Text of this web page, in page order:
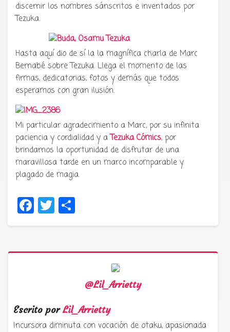
discernir los nombres sánscritos e inventados por
Tezuka.
Hasta aquí dio de sí la la magnífica charla de Marc
Bernabé sobre Tezuka. Llega el momento de las
firmas, dedicatorias, fotos y demás que todos
esperamos con gran ilusión.
Mi particular agradecimiento a Marc, por su infinita
paciencia y cordialidad y aTezuka Cómics, por
brindarnos la oportunidad de disfrutar de una
maravillosa tarde en un marco incomparable y
plagado de magia.
Facebook
Twitter
@Lil_Arrietty
Escrito porLil_Arrietty
Incursora diminuta con vocación de otaku, apasionada